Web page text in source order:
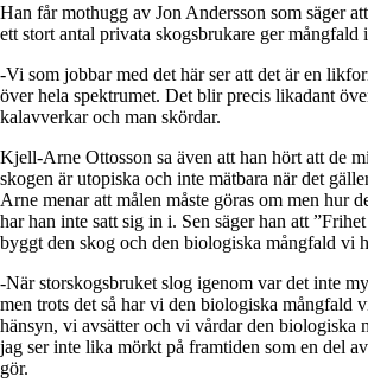
Han får mothugg av Jon Andersson som säger
ett stort antal privata skogsbrukare ger mångfald
-Vi som jobbar med det här ser att det är en
över hela spektrumet. Det blir precis likadant
kalavverkar och man skördar.
Kjell-Arne Ottosson sa även att han hört att de
skogen är utopiska och inte mätbara när det
Arne menar att målen måste göras om men hur
har han inte satt sig in i. Sen säger han att
byggt den skog och den biologiska mångfald vi
-När storskogsbruket slog igenom var det inte
men trots det så har vi den biologiska mångfald
hänsyn, vi avsätter och vi vårdar den biologiska
jag ser inte lika mörkt på framtiden som en del
gör.